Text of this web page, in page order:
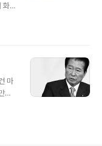
화
리
년
아
마
큼